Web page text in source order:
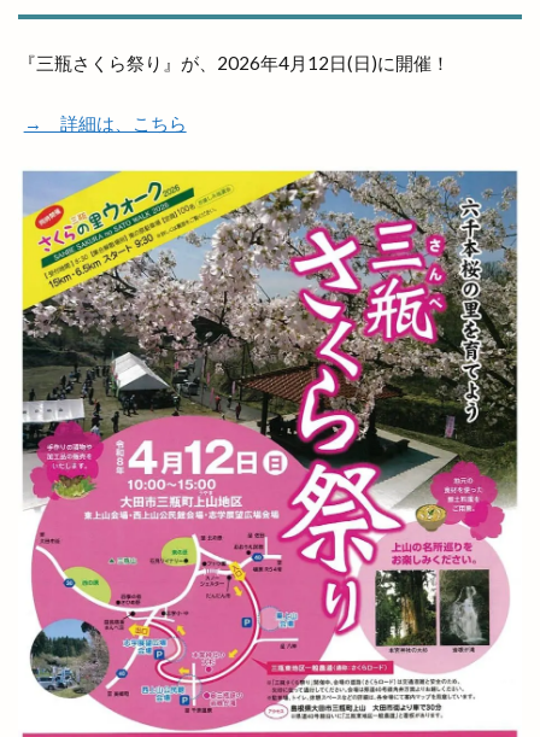
『三瓶さくら祭り』が、2026年4月12日(日)に開催！
→ 詳細は、こちら